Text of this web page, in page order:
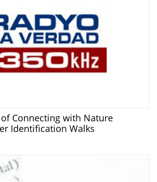
Connecting with Nature
Identification Walks